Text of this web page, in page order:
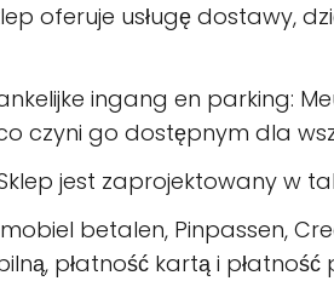
oferuje usługę dostawy,
ingang en parking:
czyni go dostępnym dla
jest zaprojektowany w
betalen, Pinpassen,
płatność kartą i płatność